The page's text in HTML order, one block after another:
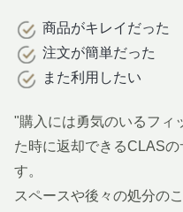
商品がキレイだった
注文が簡単だった
また利用したい
"購入には勇気のいるフィ
た時に返却できるCLAS
す。
スペースや後々の処分の